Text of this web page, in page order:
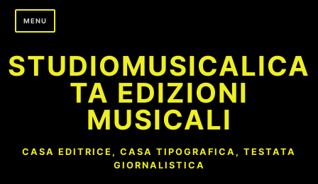
Skip
MENU
STUDIOMUSICALICA
TA EDIZIONI
MUSICALI
CASA EDITRICE, CASA TIPOGRAFICA, TESTATA
GIORNALISTICA